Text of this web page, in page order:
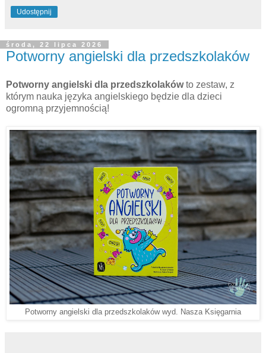
Udostępnij
środa, 22 lipca 2026
Potworny angielski dla przedszkolaków
Potworny angielski dla przedszkolakówto zestaw, z
którym nauka języka angielskiego będzie dla dzieci
ogromną przyjemnością!
Potworny angielski dla przedszkolaków wyd. Nasza Księgarnia